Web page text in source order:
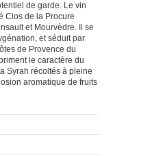
de garde. Le vin
Clos de la Procure
et Mourvèdre. Il se
et séduit par
de Provence du
le caractère du
Syrah récoltés à pleine
aromatique de fruits